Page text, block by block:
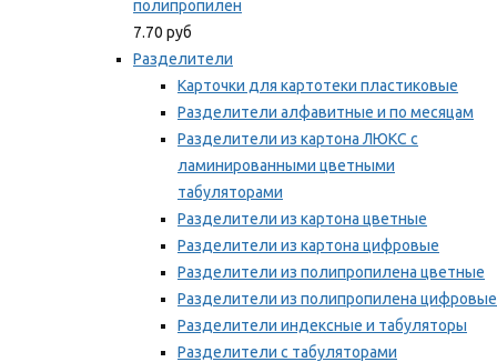
полипропилен
7.70 руб
Разделители
Карточки для картотеки пластиковые
Разделители алфавитные и по месяцам
Разделители из картона ЛЮКС с
ламинированными цветными
табуляторами
Разделители из картона цветные
Разделители из картона цифровые
Разделители из полипропилена цветные
Разделители из полипропилена цифровые
Разделители индексные и табуляторы
Разделители с табуляторами